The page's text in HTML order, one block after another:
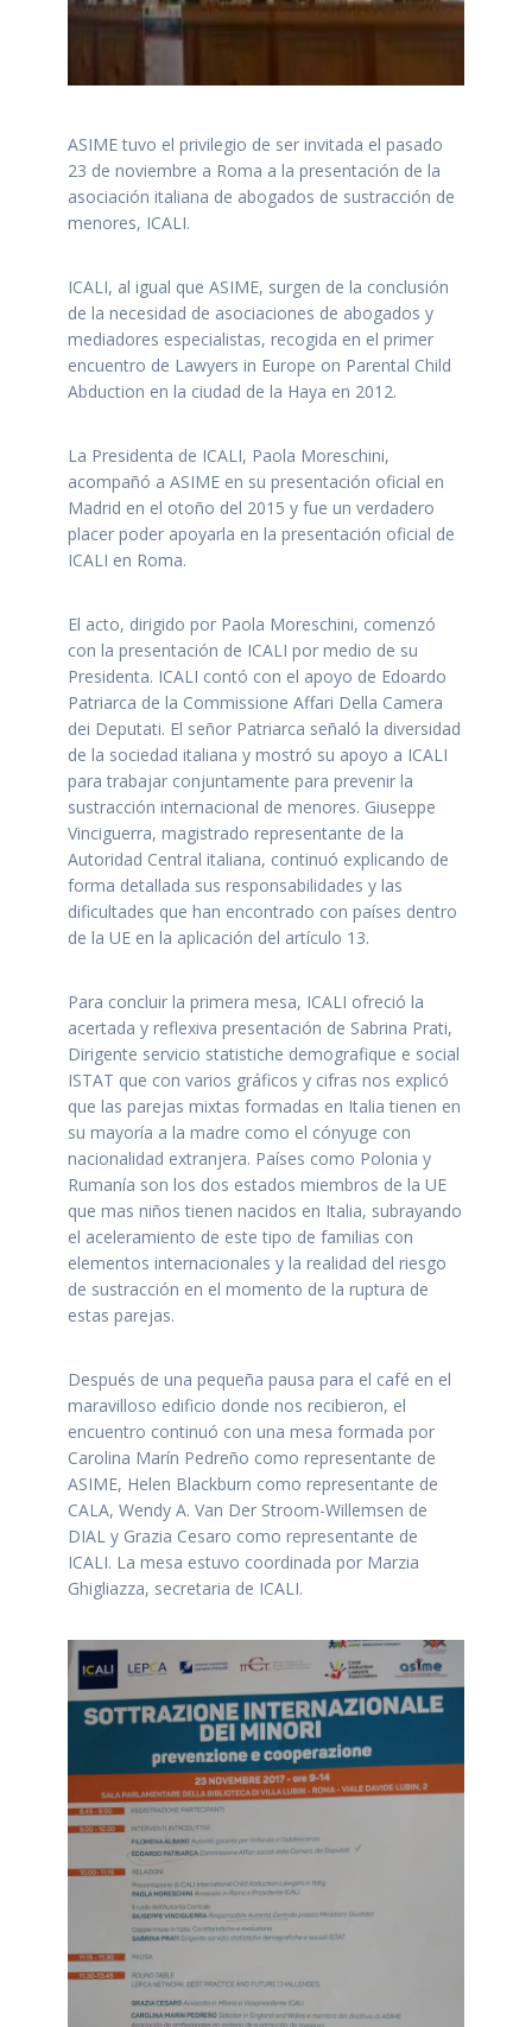
ASIME tuvo el privilegio de ser invitada el pasado
23 de noviembre a Roma a la presentación de la
asociación italiana de abogados de sustracción de
menores, ICALI.
ICALI, al igual que ASIME, surgen de la conclusión
de la necesidad de asociaciones de abogados y
mediadores especialistas, recogida en el primer
encuentro de Lawyers in Europe on Parental Child
Abduction en la ciudad de la Haya en 2012.
La Presidenta de ICALI, Paola Moreschini,
acompañó a ASIME en su presentación oficial en
Madrid en el otoño del 2015 y fue un verdadero
placer poder apoyarla en la presentación oficial de
ICALI en Roma.
El acto, dirigido por Paola Moreschini, comenzó
con la presentación de ICALI por medio de su
Presidenta. ICALI contó con el apoyo de Edoardo
Patriarca de la Commissione Affari Della Camera
dei Deputati. El señor Patriarca señaló la diversidad
de la sociedad italiana y mostró su apoyo a ICALI
para trabajar conjuntamente para prevenir la
sustracción internacional de menores. Giuseppe
Vinciguerra, magistrado representante de la
Autoridad Central italiana, continuó explicando de
forma detallada sus responsabilidades y las
dificultades que han encontrado con países dentro
de la UE en la aplicación del artículo 13.
Para concluir la primera mesa, ICALI ofreció la
acertada y reflexiva presentación de Sabrina Prati,
Dirigente servicio statistiche demografique e social
ISTAT que con varios gráficos y cifras nos explicó
que las parejas mixtas formadas en Italia tienen en
su mayoría a la madre como el cónyuge con
nacionalidad extranjera. Países como Polonia y
Rumanía son los dos estados miembros de la UE
que mas niños tienen nacidos en Italia, subrayando
el aceleramiento de este tipo de familias con
elementos internacionales y la realidad del riesgo
de sustracción en el momento de la ruptura de
estas parejas.
Después de una pequeña pausa para el café en el
maravilloso edificio donde nos recibieron, el
encuentro continuó con una mesa formada por
Carolina Marín Pedreño como representante de
ASIME, Helen Blackburn como representante de
CALA, Wendy A. Van Der Stroom-Willemsen de
DIAL y Grazia Cesaro como representante de
ICALI. La mesa estuvo coordinada por Marzia
Ghigliazza, secretaria de ICALI.